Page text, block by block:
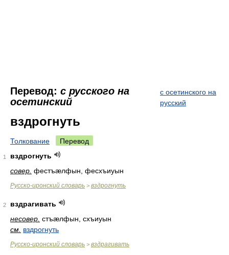
Перевод: с русского на
осетинский
с осетинского на
русский
вздрогнуть
Толкование Перевод
1
вздрогнуть
совер. фестъæлфын, фесхъиуын
Русско-иронский словарь > вздрогнуть
2
вздрагивать
несовер. стъæлфын, схъиуын
см. вздрогнуть
Русско-иронский словарь > вздрагивать